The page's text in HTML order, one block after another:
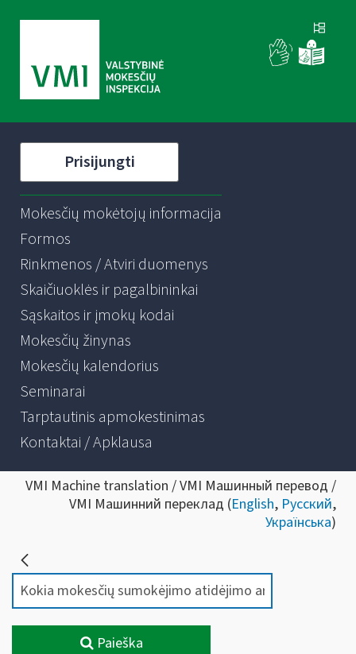
Prisijungti
Mokesčių mokėtojų informacija
Formos
Rinkmenos / Atviri duomenys
Skaičiuoklės ir pagalbininkai
Sąskaitos ir įmokų kodai
Mokesčių žinynas
Mokesčių kalendorius
Seminarai
Tarptautinis apmokestinimas
Kontaktai / Apklausa
VMI Machine translation / VMI Машинный перевод /
VMI Машинний переклад (English, Русский,
Українська)
Paieška